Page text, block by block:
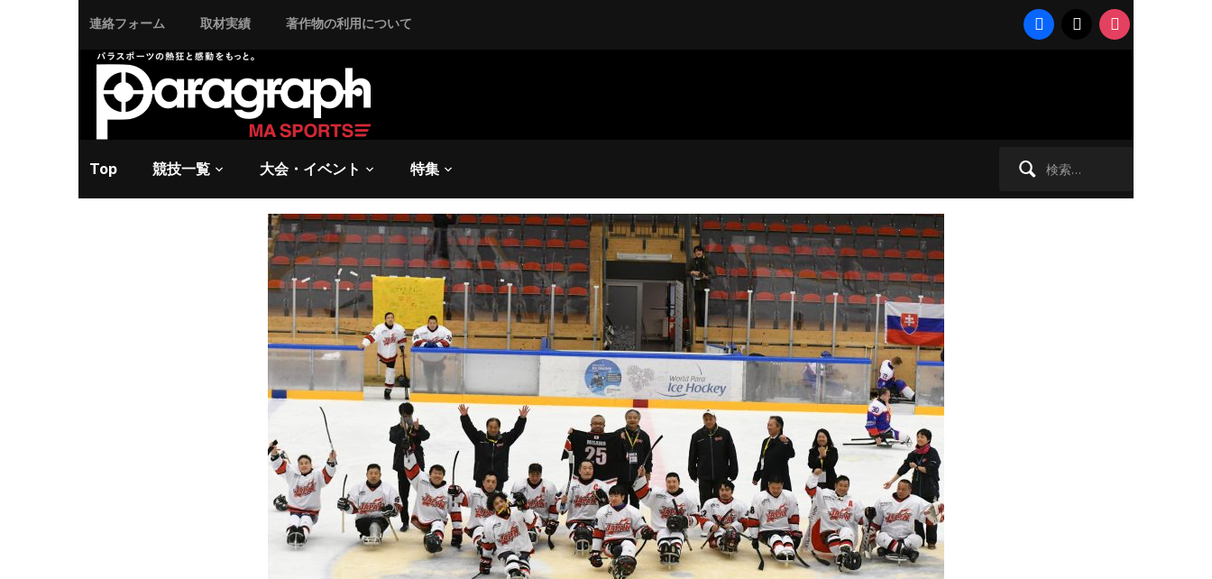
facebook instagram
連絡フォーム 取材実績 著作物の利用について
Top 競技一覧 大会・イベント 特集
2017/10/14 土曜日 -パラアイスホッケー平昌パラリンピック最終予選
【最終予選】復活日本、掴んだ平昌への切
符。2大会ぶり出場に中北監督も涙「いいチー
ムになった」